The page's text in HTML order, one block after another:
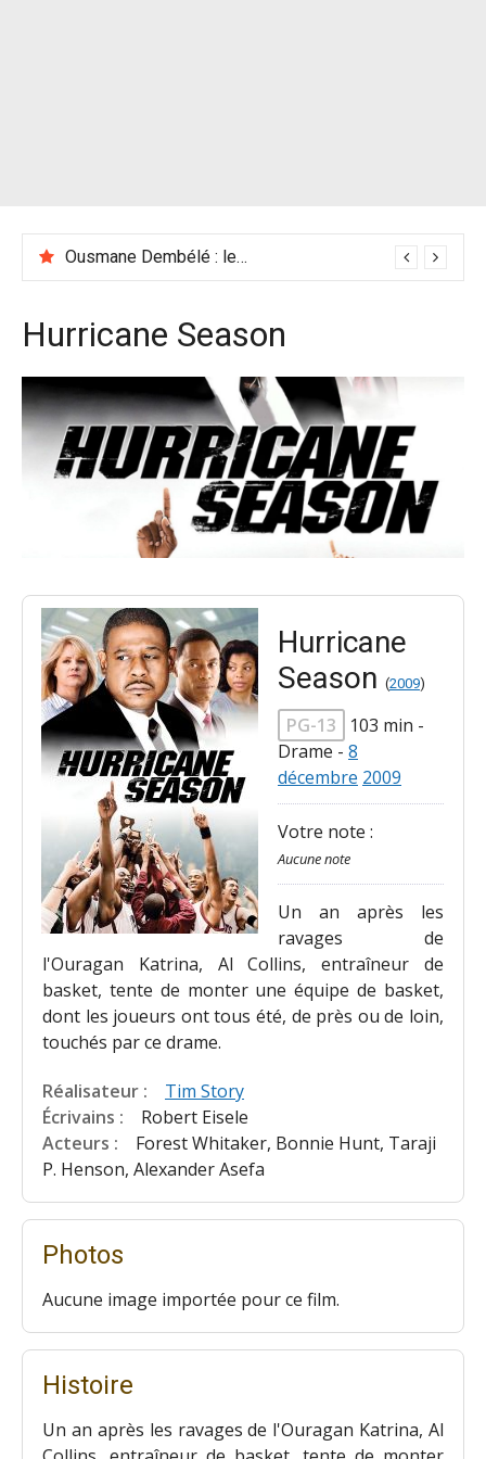
Ousmane Dembélé : les racines africaines du Ballon d’Or 2025
Hurricane Season
Hurricane
Season (2009)
PG-13 103 min -
Drame - 8
décembre 2009
Votre note :
Aucune note
Un an après les
ravages de
l'Ouragan Katrina, Al Collins, entraîneur de
basket, tente de monter une équipe de basket,
dont les joueurs ont tous été, de près ou de loin,
touchés par ce drame.
Réalisateur :
Tim Story
Écrivains :
Robert Eisele
Acteurs :
Forest Whitaker, Bonnie Hunt, Taraji
P. Henson, Alexander Asefa
Photos
Aucune image importée pour ce film.
Histoire
Un an après les ravages de l'Ouragan Katrina, Al